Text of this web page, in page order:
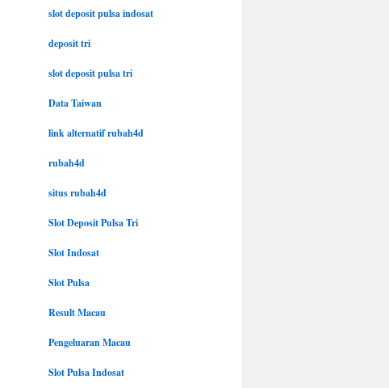
slot deposit pulsa indosat
deposit tri
slot deposit pulsa tri
Data Taiwan
link alternatif rubah4d
rubah4d
situs rubah4d
Slot Deposit Pulsa Tri
Slot Indosat
Slot Pulsa
Result Macau
Pengeluaran Macau
Slot Pulsa Indosat